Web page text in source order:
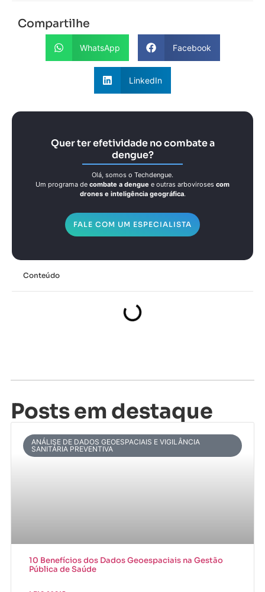
Compartilhe
WhatsApp Facebook
LinkedIn
Quer ter efetividade no combate a
dengue?
Olá, somos o Techdengue.
Um programa de combate a dengue e outras arboviroses com
drones e inteligência geográfica.
FALE COM UM ESPECIALISTA
Conteúdo
Posts em destaque
ANÁLISE DE DADOS GEOESPACIAIS E VIGILÂNCIA
SANITÁRIA PREVENTIVA
10 Benefícios dos Dados Geoespaciais na Gestão
Pública de Saúde